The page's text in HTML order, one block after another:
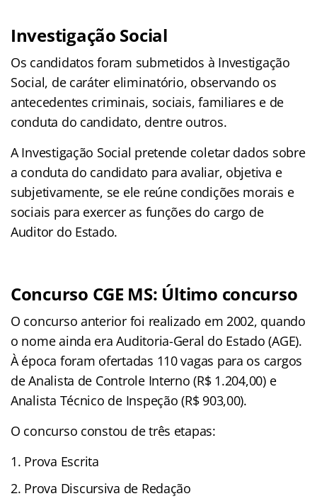
Investigação Social
Os candidatos foram submetidos à Investigação
Social, de caráter eliminatório, observando os
antecedentes criminais, sociais, familiares e de
conduta do candidato, dentre outros.
A Investigação Social pretende coletar dados sobre
a conduta do candidato para avaliar, objetiva e
subjetivamente, se ele reúne condições morais e
sociais para exercer as funções do cargo de
Auditor do Estado.
Concurso CGE MS: Último concurso
O concurso anterior foi realizado em 2002, quando
o nome ainda era Auditoria-Geral do Estado (AGE).
À época foram ofertadas 110 vagas para os cargos
de Analista de Controle Interno (R$ 1.204,00) e
Analista Técnico de Inspeção (R$ 903,00).
O concurso constou de três etapas:
Prova Escrita
Prova Discursiva de Redação